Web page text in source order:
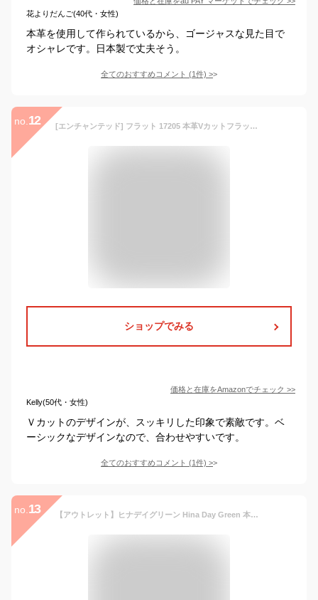
花よりだんご(40代・女性)
本革を使用して作られているから、ゴージャスな見た目で
オシャレです。日本製で丈夫そう。
全てのおすすめコメント (1件) >
no. 12 [エンチャンテッド] フラット 17205 本革Vカットフラットシューズ ブラウン 38
ショップでみる
価格と在庫をAmazonでチェック >>
Kelly(50代・女性)
Ｖカットのデザインが、スッキリした印象で素敵です。ベ
ーシックなデザインなので、合わせやすいです。
全てのおすすめコメント (1件) >
no. 13 【アウトレット】ヒナデイグリーン Hina Day Green 本革☆横幅ゆったり ローヒール パンプス （BE）